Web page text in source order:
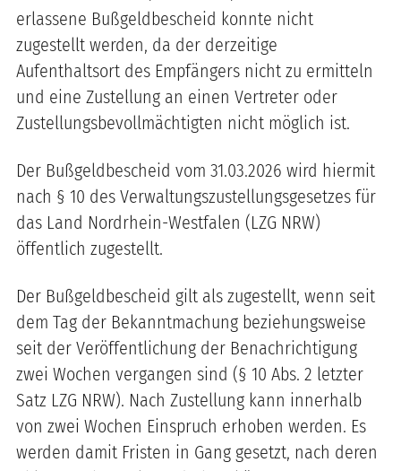
erlassene Bußgeldbescheid konnte nicht
zugestellt werden, da der derzeitige
Aufenthaltsort des Empfängers nicht zu ermitteln
und eine Zustellung an einen Vertreter oder
Zustellungsbevollmächtigten nicht möglich ist.
Der Bußgeldbescheid vom 31.03.2026 wird hiermit
nach § 10 des Verwaltungszustellungsgesetzes für
das Land Nordrhein-Westfalen (LZG NRW)
öffentlich zugestellt.
Der Bußgeldbescheid gilt als zugestellt, wenn seit
dem Tag der Bekanntmachung beziehungsweise
seit der Veröffentlichung der Benachrichtigung
zwei Wochen vergangen sind (§ 10 Abs. 2 letzter
Satz LZG NRW). Nach Zustellung kann innerhalb
von zwei Wochen Einspruch erhoben werden. Es
werden damit Fristen in Gang gesetzt, nach deren